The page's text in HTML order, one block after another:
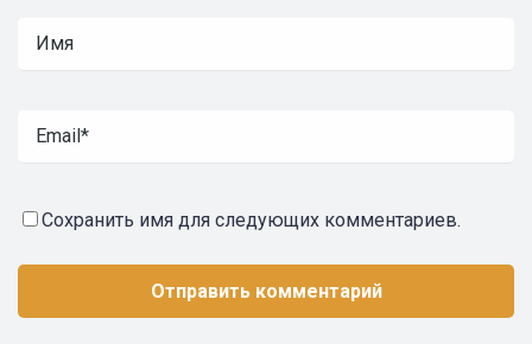
Сохранить имя для следующих комментариев.